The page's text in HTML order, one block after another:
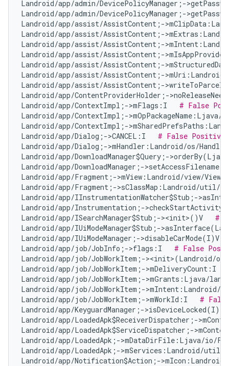
Landroid/app/admin/DevicePolicyManager;-
Landroid/app/admin/DevicePolicyManager;-
Landroid/app/assist/AssistContent;-
Landroid/app/assist/AssistContent;-
Landroid/app/assist/AssistContent;-
Landroid/app/assist/AssistContent;-
Landroid/app/assist/AssistContent;-
Landroid/app/assist/AssistContent;-
Landroid/app/assist/AssistContent;-
Landroid/app/ContentProviderHolder;-
Landroid/app/ContextImpl;->mFlags:I # False
Landroid/app/ContextImpl;-
Landroid/app/ContextImpl;-
Landroid/app/Dialog;->CANCEL:I # False Positive
Landroid/app/Dialog;->mHandler:Landroid/os/
Landroid/app/DownloadManager$Query;-
Landroid/app/DownloadManager;-
Landroid/app/Fragment;->mView:Landroid/view/
Landroid/app/Fragment;->sClassMap:Landroid/
Landroid/app/IInstrumentationWatcher$Stub;-
Landroid/app/Instrumentation;-
Landroid/app/ISearchManager$Stub;-><init>()V #
Landroid/app/IUiModeManager$Stub;-
Landroid/app/IUiModeManager;-
Landroid/app/job/JobInfo;->flags:I # False
Landroid/app/job/JobWorkItem;-
Landroid/app/job/JobWorkItem;->mDeliveryCount:I
Landroid/app/job/JobWorkItem;->mGrants:Ljava/
Landroid/app/job/JobWorkItem;-
Landroid/app/job/JobWorkItem;->mWorkId:I #
Landroid/app/KeyguardManager;-
Landroid/app/LoadedApk$ReceiverDispatcher;-
Landroid/app/LoadedApk$ServiceDispatcher;-
Landroid/app/LoadedApk;->mDataDirFile:Ljava/
Landroid/app/LoadedApk;->mServices:Landroid/
Landroid/app/Notification$Action;-